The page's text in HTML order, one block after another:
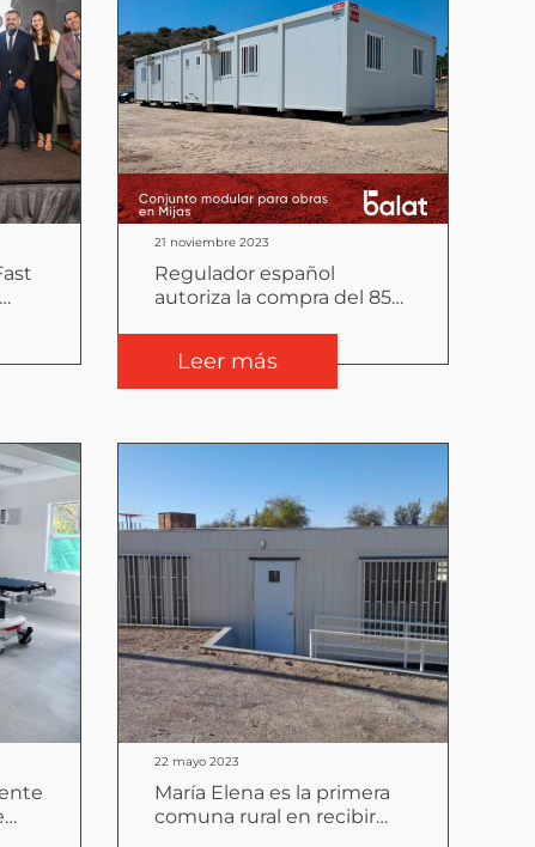
21 noviembre 2023
Regulador español
autoriza la compra del 85%
Leer más
22 mayo 2023
María Elena es la primera
comuna rural en recibir